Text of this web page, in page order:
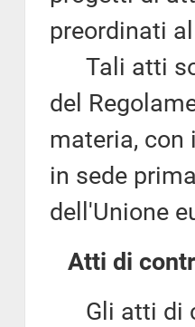
preordinati
Tali atti
del
materia, con
in sede
dell'Unione
Atti di
Gli atti di